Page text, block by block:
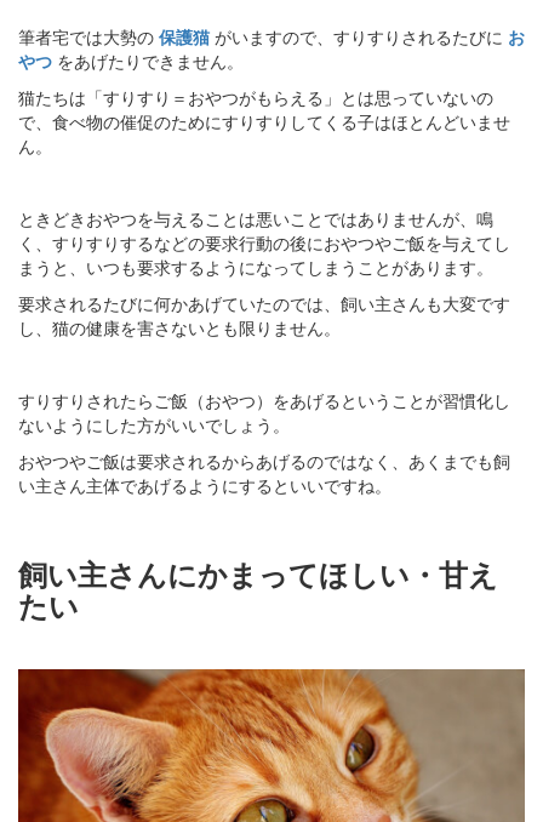
筆者宅では大勢の 保護猫 がいますので、すりすりされるたびに お
やつ をあげたりできません。
猫たちは「すりすり＝おやつがもらえる」とは思っていないの
で、食べ物の催促のためにすりすりしてくる子はほとんどいませ
ん。
ときどきおやつを与えることは悪いことではありませんが、鳴
く、すりすりするなどの要求行動の後におやつやご飯を与えてし
まうと、いつも要求するようになってしまうことがあります。
要求されるたびに何かあげていたのでは、飼い主さんも大変です
し、猫の健康を害さないとも限りません。
すりすりされたらご飯（おやつ）をあげるということが習慣化し
ないようにした方がいいでしょう。
おやつやご飯は要求されるからあげるのではなく、あくまでも飼
い主さん主体であげるようにするといいですね。
飼い主さんにかまってほしい・甘え
たい